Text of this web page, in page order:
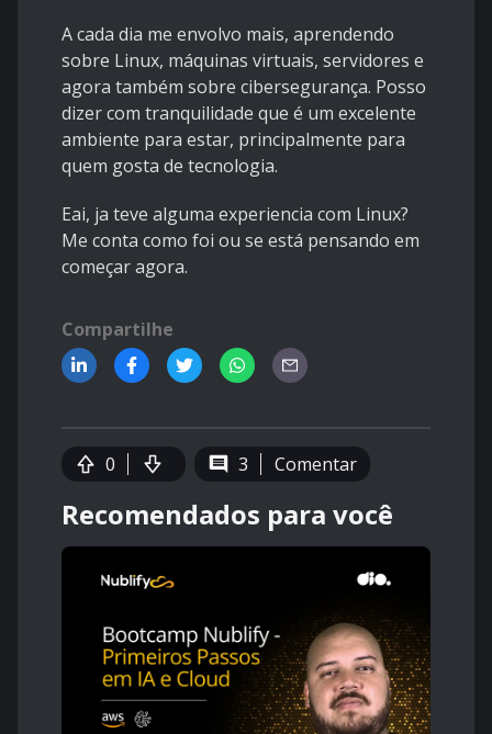
A cada dia me envolvo mais, aprendendo
sobre Linux, máquinas virtuais, servidores e
agora também sobre cibersegurança. Posso
dizer com tranquilidade que é um excelente
ambiente para estar, principalmente para
quem gosta de tecnologia.
Eai, ja teve alguma experiencia com Linux?
Me conta como foi ou se está pensando em
começar agora.
Compartilhe
0 3 Comentar
Recomendados para você